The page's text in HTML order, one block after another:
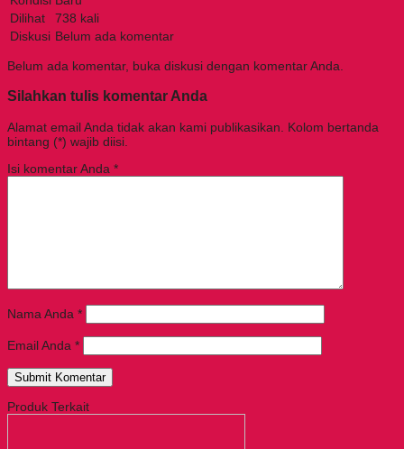
Dilihat
738 kali
Diskusi Belum ada komentar
Belum ada komentar, buka diskusi dengan komentar Anda.
Silahkan tulis komentar Anda
Alamat email Anda tidak akan kami publikasikan. Kolom bertanda
bintang (*) wajib diisi.
Isi komentar Anda *
Nama Anda *
Email Anda *
Produk Terkait